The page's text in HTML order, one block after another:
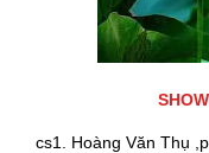
cs1. Hoàng Văn Thụ